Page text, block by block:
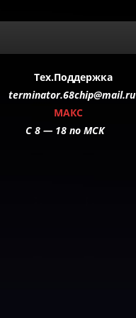
Тех.Поддержка
terminator.68chip@mail.ru
МАКС
C 8 — 18 по МСК